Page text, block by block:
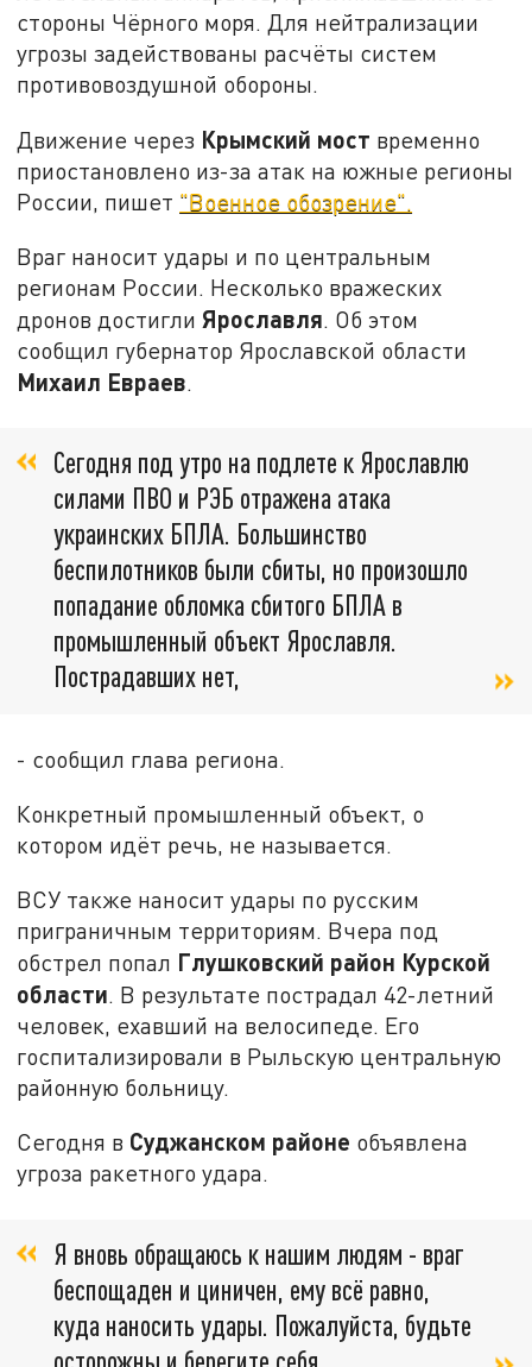
стороны Чёрного моря. Для нейтрализации
угрозы задействованы расчёты систем
противовоздушной обороны.
Движение через Крымский мост временно
приостановлено из-за атак на южные регионы
России, пишет "Военное обозрение".
Враг наносит удары и по центральным
регионам России. Несколько вражеских
дронов достигли Ярославля. Об этом
сообщил губернатор Ярославской области
Михаил Евраев.
Сегодня под утро на подлете к Ярославлю
силами ПВО и РЭБ отражена атака
украинских БПЛА. Большинство
беспилотников были сбиты, но произошло
попадание обломка сбитого БПЛА в
промышленный объект Ярославля.
Пострадавших нет,
- сообщил глава региона.
Конкретный промышленный объект, о
котором идёт речь, не называется.
ВСУ также наносит удары по русским
приграничным территориям. Вчера под
обстрел попал Глушковский район Курской
области. В результате пострадал 42-летний
человек, ехавший на велосипеде. Его
госпитализировали в Рыльскую центральную
районную больницу.
Сегодня в Суджанском районе объявлена
угроза ракетного удара.
Я вновь обращаюсь к нашим людям - враг
беспощаден и циничен, ему всё равно,
куда наносить удары. Пожалуйста, будьте